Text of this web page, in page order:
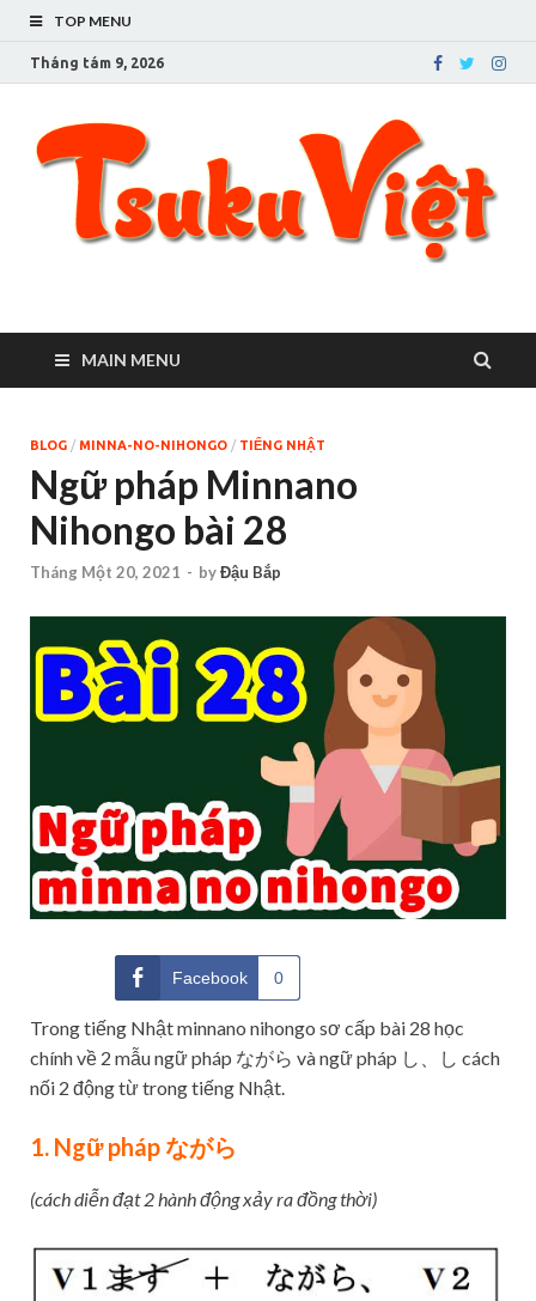
TOP MENU
Tháng tám 9, 2026
Tsuku Việt – Cuộc sống
ở thành phố Tsukuba
MAIN MENU
BLOG / MINNA-NO-NIHONGO / TIẾNG NHẬT
Ngữ pháp Minnano
Nihongo bài 28
Tháng Một 20, 2021 - byĐậu Bắp
Facebook 0
Trong tiếng Nhật minnano nihongo sơ cấp bài 28 học
chính về 2 mẫu ngữ pháp ながら và ngữ pháp し、し cách
nối 2 động từ trong tiếng Nhật.
1. Ngữ pháp ながら
(cách diễn đạt 2 hành động xảy ra đồng thời)